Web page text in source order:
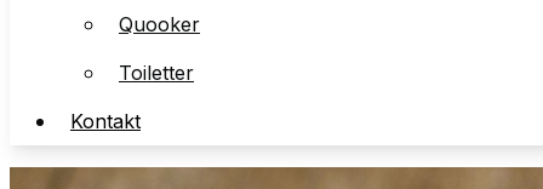
Toiletter
Kontakt
Quooker
Toiletter
Kontakt